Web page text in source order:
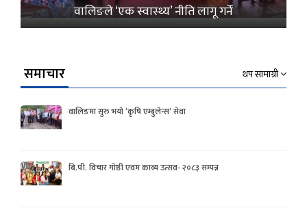
वालिङले ‘एक स्वास्थ्य’ नीति लागू गर्ने
समाचार थप सामाग्री
वालिङमा सुरु भयो ‘कृषि एम्बुलेन्स’ सेवा
बि.पी. विचार गोष्ठी एवम काव्य उत्सव- २०८३ सम्पन्न